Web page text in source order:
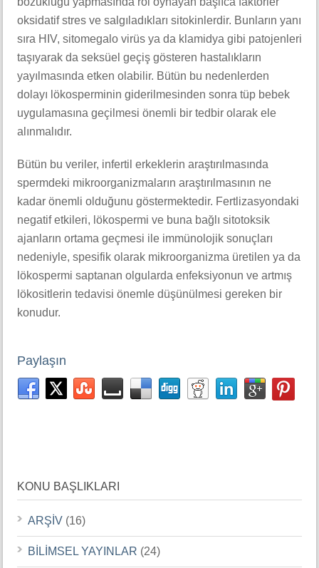
oksidatif stres ve salgıladıkları sitokinlerdir. Bunların yanı
sıra HIV, sitomegalo virüs ya da klamidya gibi patojenleri
taşıyarak da seksüel geçiş gösteren hastalıkların
yayılmasında etken olabilir. Bütün bu nedenlerden
dolayı lökosperminin giderilmesinden sonra tüp bebek
uygulamasına geçilmesi önemli bir tedbir olarak ele
alınmalıdır.
Bütün bu veriler, infertil erkeklerin araştırılmasında
spermdeki mikroorganizmaların araştırılmasının ne
kadar önemli olduğunu göstermektedir. Fertlizasyondaki
negatif etkileri, lökospermi ve buna bağlı sitotoksik
ajanların ortama geçmesi ile immünolojik sonuçları
nedeniyle, spesifik olarak mikroorganizma üretilen ya da
lökospermi saptanan olgularda enfeksiyonun ve artmış
lökositlerin tedavisi önemle düşünülmesi gereken bir
konudur.
Paylaşın
KONU BAŞLIKLARI
ARŞİV (16)
BİLİMSEL YAYINLAR (24)